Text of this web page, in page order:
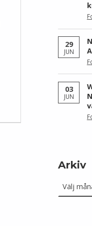
29
JUN
03
JUN
Arkiv